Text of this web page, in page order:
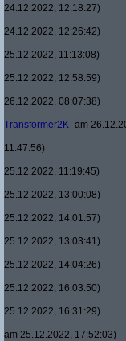
24.12.2022, 12:18:27)
24.12.2022, 12:26:42)
25.12.2022, 11:13:08)
25.12.2022, 12:58:59)
26.12.2022, 08:07:38)
Transformer2K- am
11:47:56)
25.12.2022, 11:19:45)
25.12.2022, 13:00:08)
25.12.2022, 14:01:57)
25.12.2022, 13:03:41)
25.12.2022, 14:04:26)
25.12.2022, 16:03:50)
25.12.2022, 16:31:29)
am 25.12.2022, 17:52:03)